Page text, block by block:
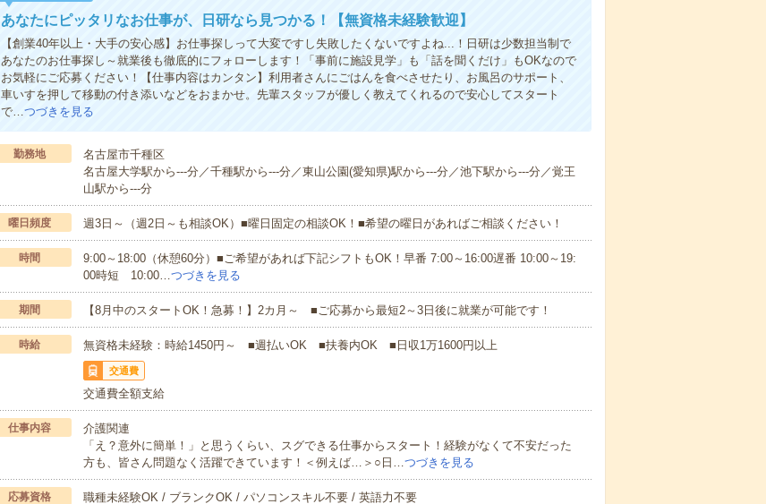
あなたにピッタリなお仕事が、日研なら見つかる！【無資格未経験歓迎】
【創業40年以上・大手の安心感】お仕事探しって大変ですし失敗したくないですよね...！日研は少数担当制で
あなたのお仕事探し～就業後も徹底的にフォローします！「事前に施設見学」も「話を聞くだけ」もOKなので
お気軽にご応募ください！【仕事内容はカンタン】利用者さんにごはんを食べさせたり、お風呂のサポート、
車いすを押して移動の付き添いなどをおまかせ。先輩スタッフが優しく教えてくれるので安心してスタート
で…つづきを見る
勤務地
名古屋市千種区
名古屋大学駅から---分／千種駅から---分／東山公園(愛知県)駅から---分／池下駅から---分／覚王
山駅から---分
曜日頻度 週3日～（週2日～も相談OK）■曜日固定の相談OK！■希望の曜日があればご相談ください！
時間
9:00～18:00（休憩60分）■ご希望があれば下記シフトもOK！早番 7:00～16:00遅番 10:00～19:
00時短 10:00…つづきを見る
期間 【8月中のスタートOK！急募！】2カ月～ ■ご応募から最短2～3日後に就業が可能です！
時給 無資格未経験：時給1450円～ ■週払いOK ■扶養内OK ■日収1万1600円以上
交通費
交通費全額支給
仕事内容
介護関連
「え？意外に簡単！」と思うくらい、スグできる仕事からスタート！経験がなくて不安だった
方も、皆さん問題なく活躍できています！＜例えば…＞○日…つづきを見る
応募資格
職種未経験OK / ブランクOK / パソコンスキル不要 / 英語力不要